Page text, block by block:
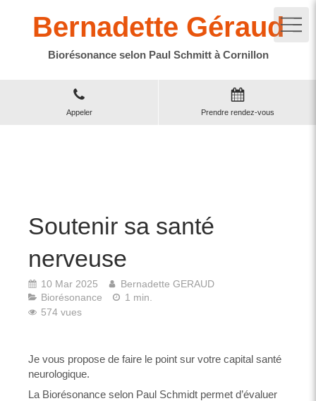
Bernadette Géraud
Biorésonance selon Paul Schmitt à Cornillon
Appeler Prendre rendez-vous
Soutenir sa santé
nerveuse
10 Mar 2025
Bernadette GERAUD
Biorésonance
1 min.
574 vues
Je vous propose de faire le point sur votre capital santé
neurologique.
La Biorésonance selon Paul Schmidt permet d’évaluer